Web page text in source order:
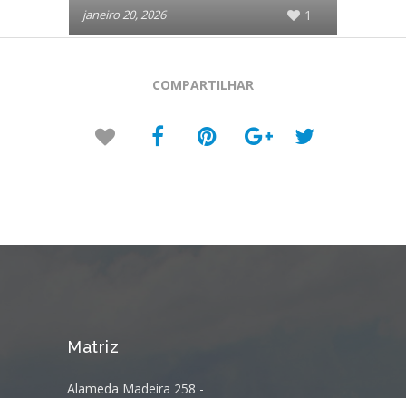
janeiro 20, 2026 1
COMPARTILHAR
Matriz
Alameda Madeira 258 -